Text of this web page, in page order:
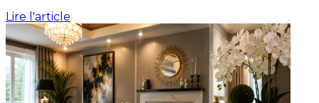
Lire l'article